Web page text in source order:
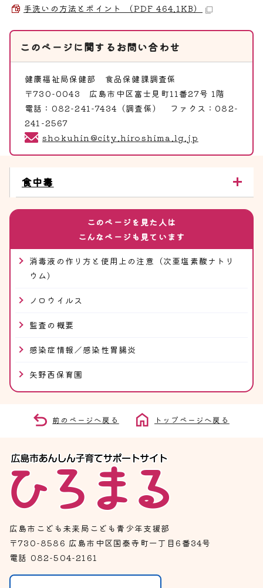
手洗いの方法とポイント （PDF 464.1KB）
このページに関する お問い合わせ
健康福祉局保健部 食品保健課調査係
〒730-0043 広島市中区富士見町11番27号 1階
電話：082-241-7434（調査係） ファクス：082-
241-2567
shokuhin@city.hiroshima.lg.jp
食中毒
このページを見た人は
こんなページも見ています
消毒液の作り方と使用上の注意（次亜塩素酸ナトリ
ウム）
ノロウイルス
監査の概要
感染症情報／感染性胃腸炎
矢野西保育園
前のページへ戻る トップページへ戻る
広島市こども未来局こども青少年支援部
〒730-8586 広島市中区国泰寺町一丁目6番34号
電話 082-504-2161